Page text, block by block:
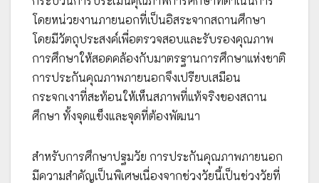
โดยหน่วยงานภายนอกที่เป็นอิสระจากสถานศึกษา
โดยมีวัตถุประสงค์เพื่อตรวจสอบและรับรองคุณภาพ
การศึกษาให้สอดคล้องกับมาตรฐานการศึกษาแห่งชาติ
การประกันคุณภาพภายนอกจึงเปรียบเสมือน
กระจกเงาที่สะท้อนให้เห็นสภาพที่แท้จริงของสถาน
ศึกษา ทั้งจุดแข็งและจุดที่ต้องพัฒนา
สำหรับการศึกษาปฐมวัย การประกันคุณภาพภายนอก
มีความสำคัญเป็นพิเศษเนื่องจากช่วงวัยนี้เป็นช่วงวัยที่